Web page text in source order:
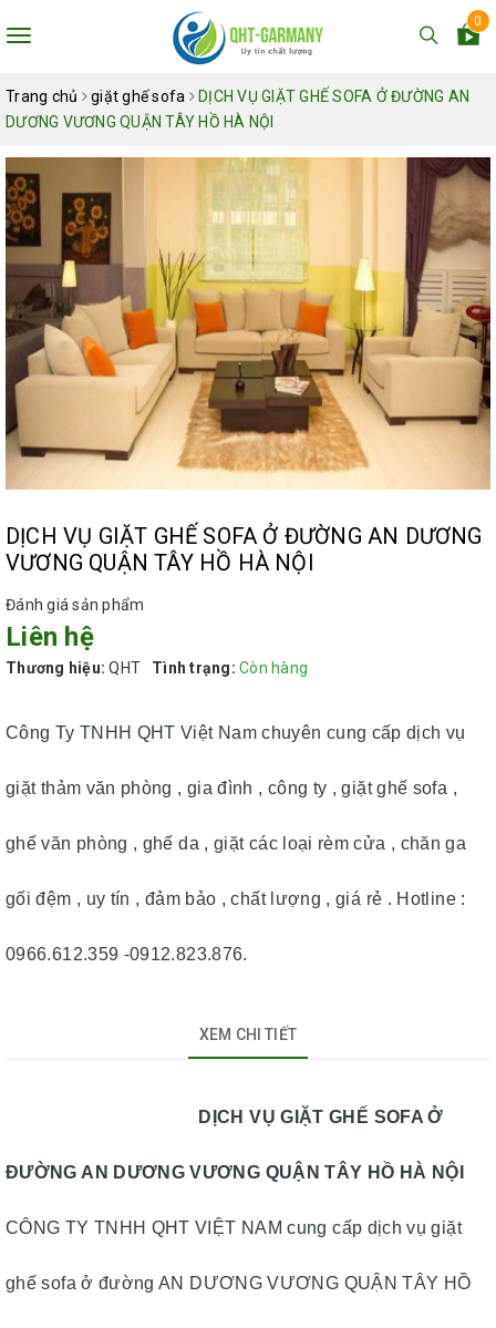
Toggle
0
Trang chủ giặt ghế sofa
DỊCH VỤ GIẶT GHẾ SOFA Ở ĐƯỜNG AN
DƯƠNG VƯƠNG QUẬN TÂY HỒ HÀ NỘI
DỊCH VỤ GIẶT GHẾ SOFA Ở ĐƯỜNG AN DƯƠNG
VƯƠNG QUẬN TÂY HỒ HÀ NỘI
Đánh giá sản phẩm
Liên hệ
Thương hiệu: QHT Tình trạng: Còn hàng
Công Ty TNHH QHT Việt Nam chuyên cung cấp dịch vụ
giặt thảm văn phòng , gia đình , công ty , giặt ghế sofa ,
ghế văn phòng , ghế da , giặt các loại rèm cửa , chăn ga
gối đệm , uy tín , đảm bảo , chất lượng , giá rẻ . Hotline :
0966.612.359 -0912.823.876.
XEM CHI TIẾT
DỊCH VỤ GIẶT GHẾ SOFA Ở
ĐƯỜNG AN DƯƠNG VƯƠNG QUẬN TÂY HỒ HÀ NỘI
CÔNG TY TNHH QHT VIỆT NAM cung cấp dịch vụ giặt
ghế sofa ở đường AN DƯƠNG VƯƠNG QUẬN TÂY HỒ